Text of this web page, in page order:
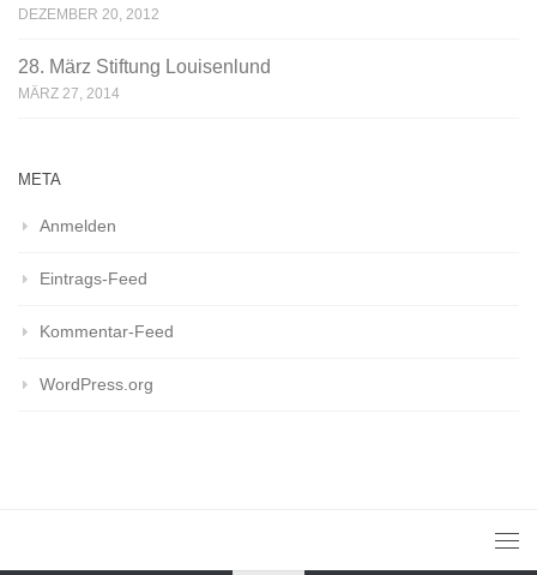
DEZEMBER 20, 2012
28. März Stiftung Louisenlund
MÄRZ 27, 2014
META
Anmelden
Eintrags-Feed
Kommentar-Feed
WordPress.org